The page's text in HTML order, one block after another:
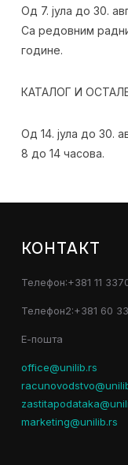
Од 7. јула до 30.
Са редовним
године.
КАТАЛОГ И
Од 14. јула до 30.
8 до 14 часова.
КОНТАКТ
Телефон:+381 11
Телефон2:+381 60
Е-пошта
office@unilib.rs
marketing@unilib.rs